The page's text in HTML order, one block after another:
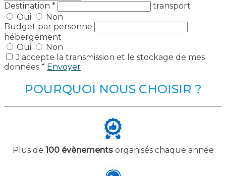
Destination *
transport
Oui
Non
Budget par personne
hébergement
Oui
Non
J'accepte la transmission et le stockage de mes
données * Envoyer
POURQUOI NOUS CHOISIR ?
Plus de 100 évènementsorganisés chaque année